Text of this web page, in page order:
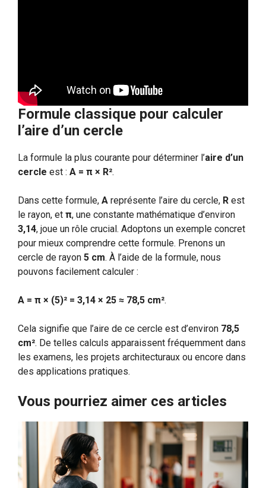
Formule classique pour calculer
l’aire d’un cercle
La formule la plus courante pour déterminer l’aire d’un
cercle est : A = π × R².
Dans cette formule, A représente l’aire du cercle, R est
le rayon, et π, une constante mathématique d’environ
3,14, joue un rôle crucial. Adoptons un exemple concret
pour mieux comprendre cette formule. Prenons un
cercle de rayon 5 cm. À l’aide de la formule, nous
pouvons facilement calculer :
A = π × (5)² = 3,14 × 25 ≈ 78,5 cm².
Cela signifie que l’aire de ce cercle est d’environ 78,5
cm². De telles calculs apparaissent fréquemment dans
les examens, les projets architecturaux ou encore dans
des applications pratiques.
Vous pourriez aimer ces articles